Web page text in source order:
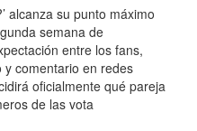
alcanza su punto máximo
semana de
entre los fans,
comentario en redes
oficialmente qué pareja
de las vota